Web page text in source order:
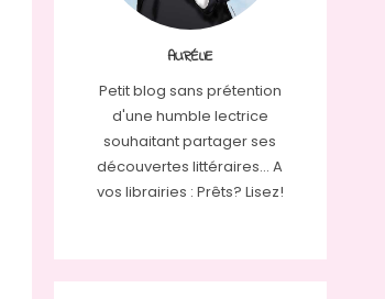
AURÉLIE
Petit blog sans prétention
d'une humble lectrice
souhaitant partager ses
découvertes littéraires... A
vos librairies : Prêts? Lisez!